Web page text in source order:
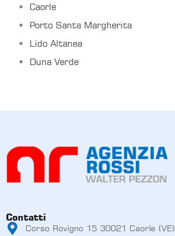
Caorle
Porto Santa Margherita
Lido Altanea
Duna Verde
Contatti
Corso Rovigno 15 30021 Caorle (VE)